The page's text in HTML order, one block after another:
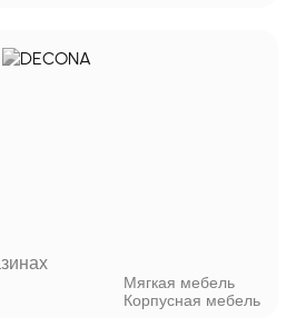
Мягкая мебель
Корпусная мебель